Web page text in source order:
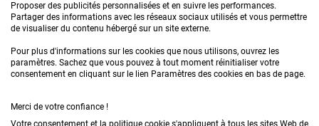
DEMANDE DE DEVIS
Proposer des publicités personnalisées et en suivre les performances.
Partager des informations avec les réseaux sociaux utilisés et vous permettre
de visualiser du contenu hébergé sur un site externe.
Pour plus d'informations sur les cookies que nous utilisons, ouvrez les
paramètres. Sachez que vous pouvez à tout moment réinitialiser votre
consentement en cliquant sur le lien Paramètres des cookies en bas de page.
Merci de votre confiance !
Votre consentement et la politique cookie s'appliquent à tous les sites Web de